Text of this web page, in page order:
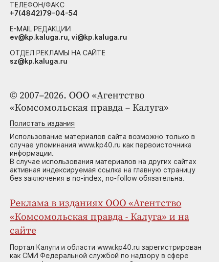
© 2007–2026. ООО «Агентство
«Комсомольская правда – Калуга»
Полистать издания
Использование материалов сайта возможно только в
случае упоминания www.kp40.ru как первоисточника
информации.
В случае использования материалов на других сайтах
активная индексируемая ссылка на главную страницу
без заключения в no-index, no-follow обязательна.
Реклама в изданиях ООО «Агентство
«Комсомольская правда - Калуга» и на
сайте
Портал Калуги и области www.kp40.ru зарегистрирован
как СМИ Федеральной службой по надзору в сфере
ТЕЛЕФОН/ФАКС
+7(4842)79-04-54
E-MAIL РЕДАКЦИИ
ev@kp.kaluga.ru, vi@kp.kaluga.ru
ОТДЕЛ РЕКЛАМЫ НА САЙТЕ
sz@kp.kaluga.ru